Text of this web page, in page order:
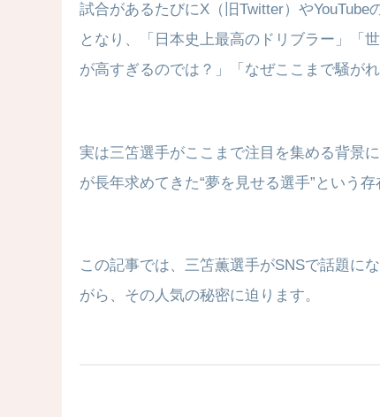
試合があるたびにX（旧Twitter）や
となり、「日本史上最高のドリブラー」「
が高すぎるのでは？」「なぜここまで騒が
実は三笘選手がここまで注目を集める背景
が長年求めてきた“夢を見せる選手”という存
この記事では、三笘薫選手がSNSで話題に
がら、その人気の秘密に迫ります。